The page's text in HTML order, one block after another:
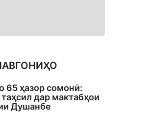
65 ҳазор сомонӣ:
дар мактабҳои
Душанбе